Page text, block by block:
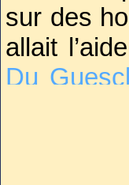
sur des
allait
Du
fortes